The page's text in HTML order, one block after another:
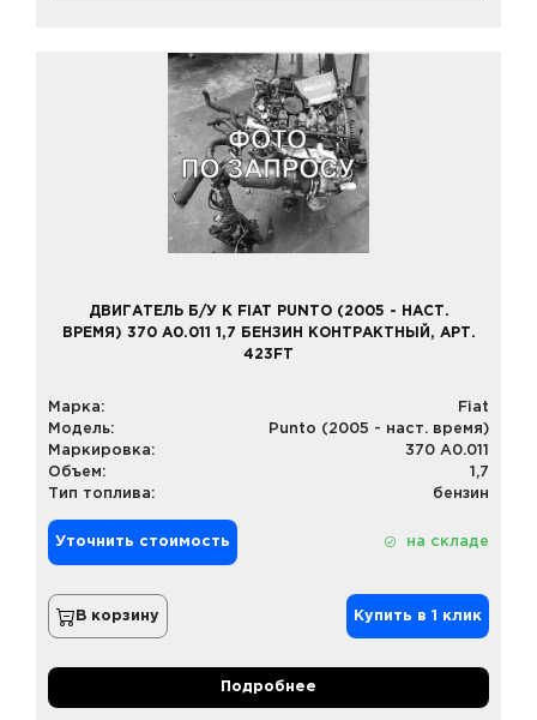
ДВИГАТЕЛЬ Б/У К FIAT PUNTO (2005 - НАСТ.
ВРЕМЯ) 370 A0.011 1,7 БЕНЗИН КОНТРАКТНЫЙ, АРТ.
423FT
Марка:
Fiat
Модель:
Punto (2005 - наст. время)
Маркировка:
370 A0.011
Объем:
1,7
Тип топлива:
бензин
Уточнить стоимость на складе
В корзину Купить в 1 клик
Подробнее